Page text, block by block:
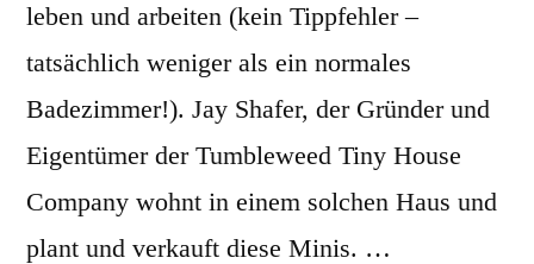
leben und arbeiten (kein Tippfehler –
tatsächlich weniger als ein normales
Badezimmer!). Jay Shafer, der Gründer und
Eigentümer der Tumbleweed Tiny House
Company wohnt in einem solchen Haus und
plant und verkauft diese Minis. …